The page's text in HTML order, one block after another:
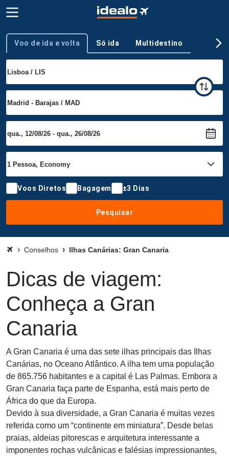
Tipo de viagem
Voo de ida e volta Só ida Multidestino
Voos Diretos Bagagem ±3 Dias
Pesquisar
Conselhos Ilhas Canárias: Gran Canaria
Dicas de viagem:
Conheça a Gran
Canaria
A Gran Canaria é uma das sete ilhas principais das Ilhas
Canárias, no Oceano Atlântico. A ilha tem uma população
de 865.756 habitantes e a capital é Las Palmas. Embora a
Gran Canaria faça parte de Espanha, está mais perto de
África do que da Europa.
Devido à sua diversidade, a Gran Canaria é muitas vezes
referida como um “continente em miniatura”. Desde belas
praias, aldeias pitorescas e arquitetura interessante a
imponentes rochas vulcânicas e falésias impressionantes,